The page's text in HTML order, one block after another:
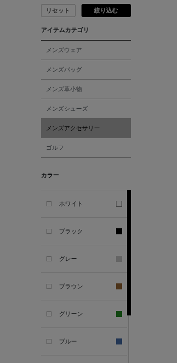
ADVISORY BOARD
AESOP
ALBERT THURSTON
ALESSANDRO
リセット 絞り込む
アイテムカテゴリ
メンズウェア
メンズバッグ
メンズ革小物
メンズシューズ
メンズアクセサリー
ゴルフ
カラー
ホワイト
ブラック
グレー
ブラウン
グリーン
ブルー